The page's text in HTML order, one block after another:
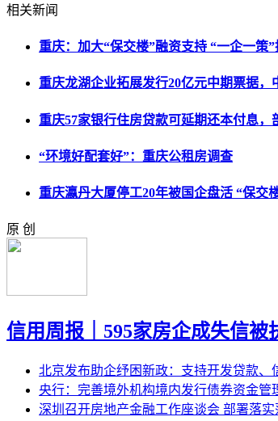
相关新闻
重庆：加大“保交楼”融资支持 “一企一策
重庆龙湖企业拓展发行20亿元中期票据，
重庆57家银行住房贷款可延期还本付息，
“环境好配套好”：重庆公租房调查
重庆瀛丹大厦停工20年被国企盘活 “保交
原 创
信用周报｜595家房企成失信
北京发布助企纾困新政：支持开发贷款、
央行：完善境外机构境内发行债券资金管
深圳召开房地产金融工作座谈会 部署落实